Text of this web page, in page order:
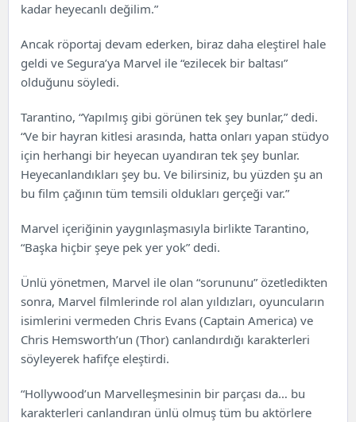
kadar heyecanlı değilim.”
Ancak röportaj devam ederken, biraz daha eleştirel hale
geldi ve Segura’ya Marvel ile “ezilecek bir baltası”
olduğunu söyledi.
Tarantino, “Yapılmış gibi görünen tek şey bunlar,” dedi.
“Ve bir hayran kitlesi arasında, hatta onları yapan stüdyo
için herhangi bir heyecan uyandıran tek şey bunlar.
Heyecanlandıkları şey bu. Ve bilirsiniz, bu yüzden şu an
bu film çağının tüm temsili oldukları gerçeği var.”
Marvel içeriğinin yaygınlaşmasıyla birlikte Tarantino,
“Başka hiçbir şeye pek yer yok” dedi.
Ünlü yönetmen, Marvel ile olan “sorununu” özetledikten
sonra, Marvel filmlerinde rol alan yıldızları, oyuncuların
isimlerini vermeden Chris Evans (Captain America) ve
Chris Hemsworth’un (Thor) canlandırdığı karakterleri
söyleyerek hafifçe eleştirdi.
“Hollywood’un Marvelleşmesinin bir parçası da… bu
karakterleri canlandıran ünlü olmuş tüm bu aktörlere